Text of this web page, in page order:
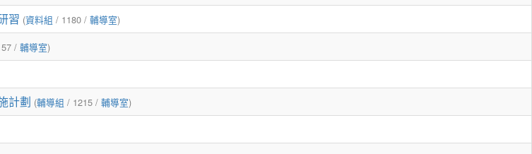
習 (資料組 / 1180 / 輔導室)
/ 輔導室)
計劃 (輔導組 / 1215 / 輔導室)